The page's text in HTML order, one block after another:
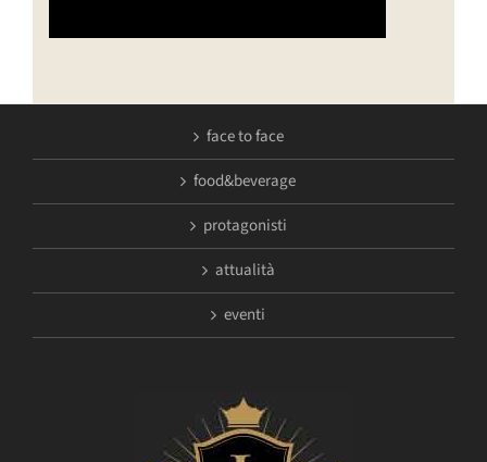
face to face
food&beverage
protagonisti
attualità
eventi